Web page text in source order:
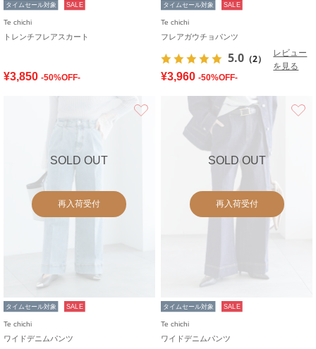
タイムセール対象 SALE
Te chichi
トレンチフレアスカート
¥3,850 -50%OFF-
タイムセール対象 SALE
Te chichi
フレアガウチョパンツ
5.0 （2）
レビュー
を見る
¥3,960 -50%OFF-
SOLD OUT
再入荷受付
お気に入り
タイムセール対象 SALE
Te chichi
ワイドデニムパンツ
SOLD OUT
再入荷受付
タイムセール対象 SALE
Te chichi
ワイドデニムパンツ